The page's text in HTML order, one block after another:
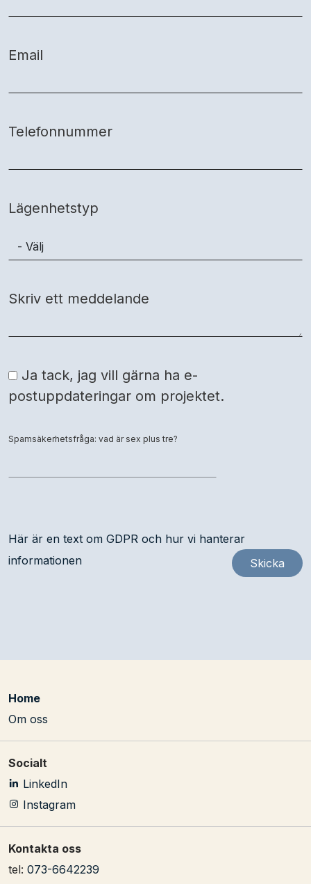
Email
Telefonnummer
Lägenhetstyp
Skriv ett meddelande
postuppdateringar om projektet.
Spamsäkerhetsfråga: vad är sex plus tre?
Här är en text om GDPR och hur vi hanterar
informationen
Home
Om oss
Socialt
LinkedIn
Instagram
Kontakta oss
tel: 073-6642239